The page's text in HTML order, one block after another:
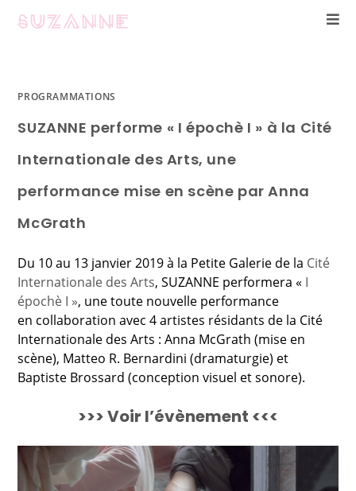
PROGRAMMATIONS
SUZANNE performe « I épochè I » à la Cité
Internationale des Arts, une
performance mise en scène par Anna
McGrath
Du 10 au 13 janvier 2019 à la Petite Galerie de la Cité
Internationale des Arts, SUZANNE performera « I
épochè I », une toute nouvelle performance
en collaboration avec 4 artistes résidants de la Cité
Internationale des Arts : Anna McGrath (mise en
scène), Matteo R. Bernardini (dramaturgie) et
Baptiste Brossard (conception visuel et sonore).
>>> Voir l’évènement <<<